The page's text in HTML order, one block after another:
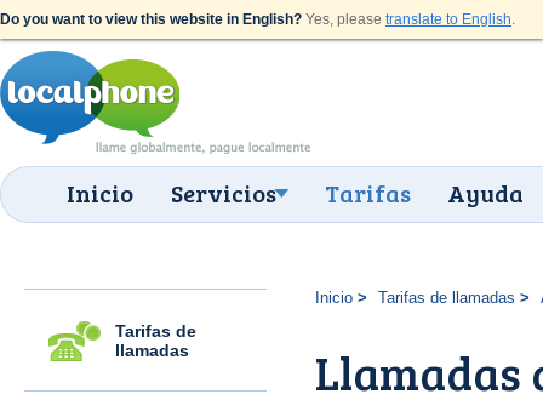
Do you want to view this website in English? Yes, please translate to English.
Inicio Servicios Tarifas Ayuda
Tarifas de
llamadas
Inicio Tarifas de llamadas
Llamadas